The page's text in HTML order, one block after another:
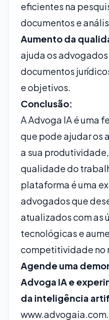
eficientes na
documentos e
Aumento da
ajuda os
documentos
e objetivos.
Conclusão:
A Advoga IA é uma
que pode ajudar os
a sua
qualidade do
plataforma é uma
advogados que
atualizados com as
tecnológicas e
competitividade no
Agende uma
Advoga IA e
da inteligência